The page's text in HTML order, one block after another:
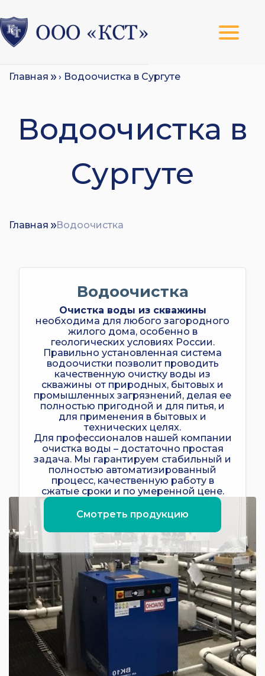
Главная › Водоочистка в Сургуте
Водоочистка в
Сургуте
Главная Водоочистка
Водоочистка
Очистка воды из скважины
необходима для любого загородного
жилого дома, особенно в
геологических условиях России.
Правильно установленная система
водоочистки позволит проводить
качественную очистку воды из
скважины от природных, бытовых и
промышленных загрязнений, делая ее
полностью пригодной и для питья, и
для применения в бытовых и
технических целях.
Для профессионалов нашей компании
очистка воды – достаточно простая
задача. Мы гарантируем стабильный и
полностью автоматизированный
процесс, качественную работу в
сжатые сроки и по умеренной цене.
Смотреть продукцию